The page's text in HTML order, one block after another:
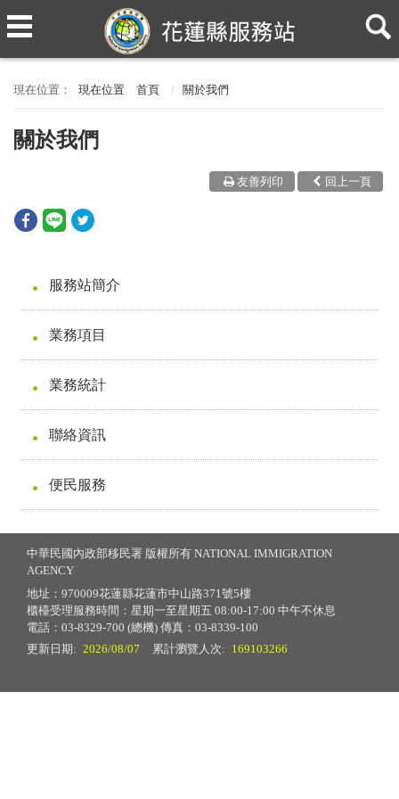
現在位置 首頁 關於我們
關於我們
回上一頁
友善列印
服務站簡介
業務項目
業務統計
聯絡資訊
便民服務
中華民國內政部移民署 版權所有 NATIONAL IMMIGRATION
AGENCY
地址：970009花蓮縣花蓮市中山路371號5樓
櫃檯受理服務時間：星期一至星期五 08:00-17:00 中午不休息
電話：03-8329-700 (總機) 傳真：03-8339-100
更新日期: 2026/08/07 累計瀏覽人次: 169103266